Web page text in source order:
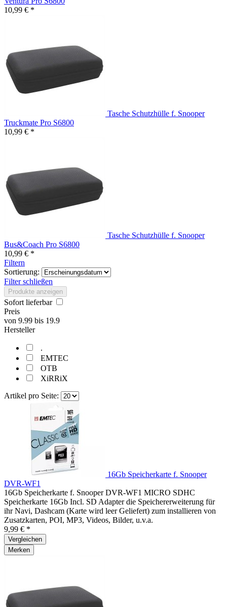
10,99 € *
Tasche Schutzhülle f. Snooper
Truckmate Pro S6800
10,99 € *
Tasche Schutzhülle f. Snooper
Bus&Coach Pro S6800
10,99 € *
Filtern
Sortierung:
Filter schließen
Produkte anzeigen
Sofort lieferbar
Preis
von 9.99 bis 19.9
Hersteller
.
EMTEC
OTB
XiRRiX
Artikel pro Seite:
16Gb Speicherkarte f. Snooper
DVR-WF1
16Gb Speicherkarte f. Snooper DVR-WF1 MICRO SDHC
Speicherkarte 16Gb Incl. SD Adapter die Speichererweiterung für
ihr Navi, Dashcam (Karte wird leer Geliefert) zum installieren von
Zusatzkarten, POI, MP3, Videos, Bilder, u.v.a.
9,99 € *
Vergleichen
Merken